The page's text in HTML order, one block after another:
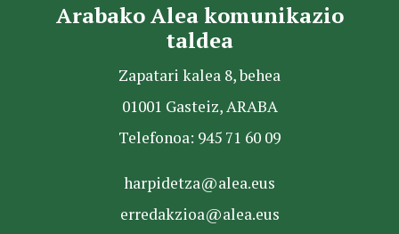
Arabako Alea komunikazio
taldea
Zapatari kalea 8, behea
01001 Gasteiz, ARABA
Telefonoa: 945 71 60 09
harpidetza@alea.eus
erredakzioa@alea.eus